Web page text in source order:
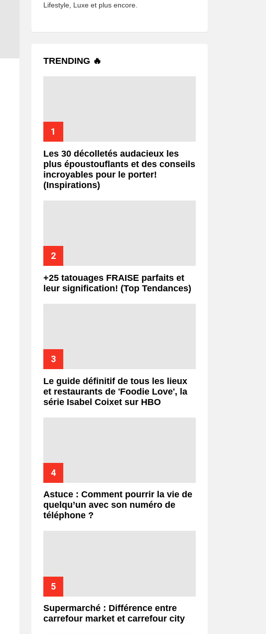
Lifestyle, Luxe et plus encore.
TRENDING 🔥
Les 30 décolletés audacieux les
plus époustouflants et des conseils
incroyables pour le porter!
(Inspirations)
+25 tatouages ​​FRAISE parfaits et
leur signification! (Top Tendances)
Le guide définitif de tous les lieux
et restaurants de 'Foodie Love', la
série Isabel Coixet sur HBO
Astuce : Comment pourrir la vie de
quelqu’un avec son numéro de
téléphone ?
Supermarché : Différence entre
carrefour market et carrefour city